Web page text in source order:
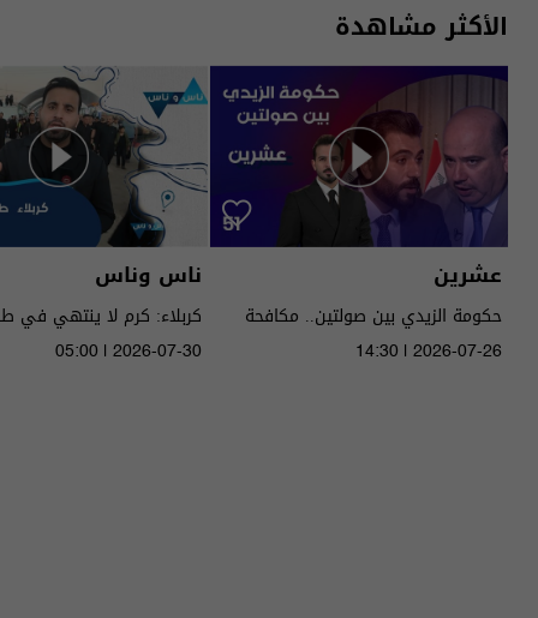
الأكثر مشاهدة
عشرين
حكومة الزيدي بين صولتين.. مكافحة
14:30 | 2026-07-26
ناس وناس
كربلاء: كرم لا ينتهي في
05:00 | 2026-07-30